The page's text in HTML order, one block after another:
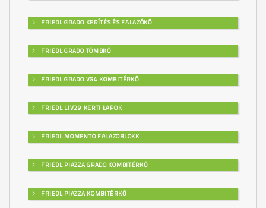
FRIEDL GRADO KERÍTÉS ÉS FALAZÓKŐ
FRIEDL GRADO TÖMBKŐ
FRIEDL GRADO VG4 KOMBITÉRKŐ
FRIEDL LIV29 KERTI LAPOK
FRIEDL MOMENTO FALAZOBLOKK
FRIEDL PIAZZA GRADO KOMBITÉRKŐ
FRIEDL PIAZZA KOMBITÉRKŐ